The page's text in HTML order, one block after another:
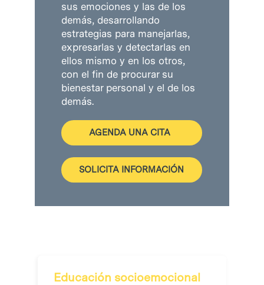
sus emociones y las de los
demás, desarrollando
estrategias para manejarlas,
expresarlas y detectarlas en
ellos mismo y en los otros,
con el fin de procurar su
bienestar personal y el de los
demás.
AGENDA UNA CITA
SOLICITA INFORMACIÓN
Educación socioemocional